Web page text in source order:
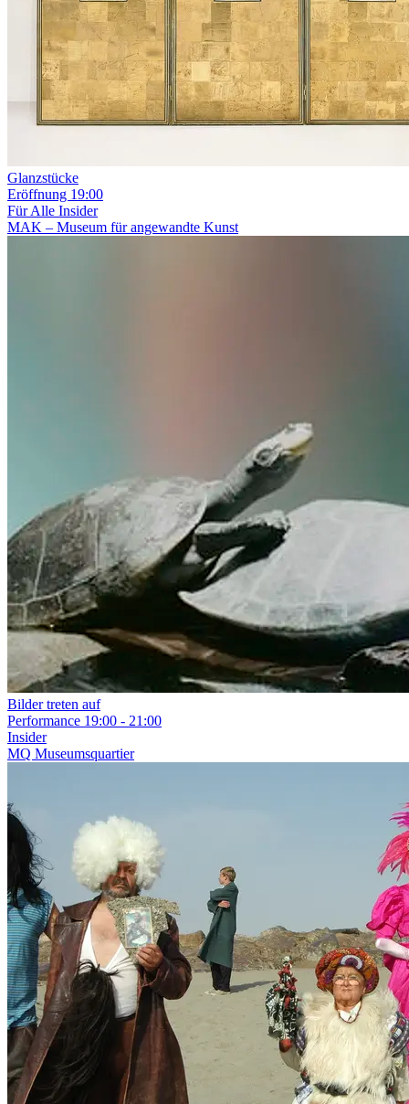
Glanzstücke
Eröffnung 19:00
Für Alle Insider
MAK – Museum für angewandte Kunst
Bilder treten auf
Performance 19:00 - 21:00
Insider
MQ Museumsquartier